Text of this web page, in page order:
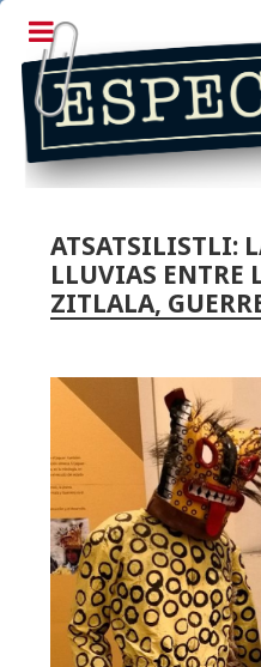
ATSATSILISTLI:
LLUVIAS ENTRE
ZITLALA,